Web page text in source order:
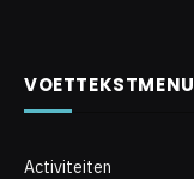
VOETTEKSTMENU
Activiteiten